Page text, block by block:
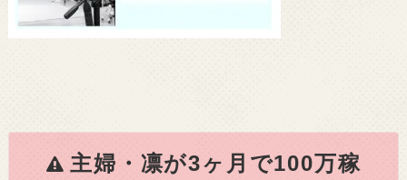
主婦・凛が3ヶ月で100万稼